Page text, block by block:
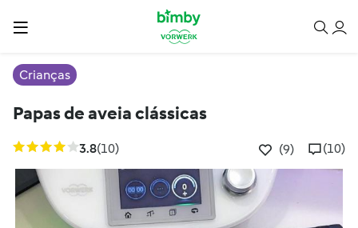
Crianças
Papas de aveia clássicas
3.8(10) (9) (10)